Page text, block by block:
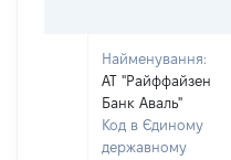
Найменування:
АТ "Райффайзен
Банк Аваль"
Код в Єдиному
державному